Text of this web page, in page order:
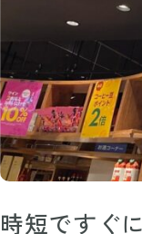
時短ですぐ